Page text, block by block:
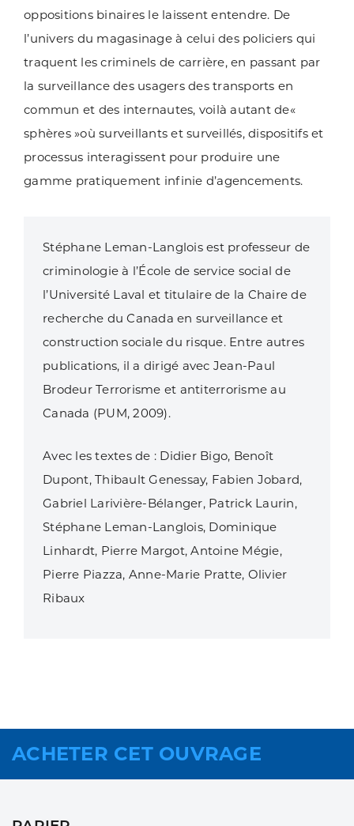
oppositions binaires le laissent entendre. De
l’univers du magasinage à celui des policiers qui
traquent les criminels de carrière, en passant par
la surveillance des usagers des transports en
commun et des internautes, voilà autant de«
sphères »où surveillants et surveillés, dispositifs et
processus interagissent pour produire une
gamme pratiquement infinie d’agencements.
Stéphane Leman-Langlois est professeur de
criminologie à l’École de service social de
l’Université Laval et titulaire de la Chaire de
recherche du Canada en surveillance et
construction sociale du risque. Entre autres
publications, il a dirigé avec Jean-Paul
Brodeur Terrorisme et antiterrorisme au
Canada (PUM, 2009).
Avec les textes de : Didier Bigo, Benoît
Dupont, Thibault Genessay, Fabien Jobard,
Gabriel Larivière-Bélanger, Patrick Laurin,
Stéphane Leman-Langlois, Dominique
Linhardt, Pierre Margot, Antoine Mégie,
Pierre Piazza, Anne-Marie Pratte, Olivier
Ribaux
ACHETER CET OUVRAGE